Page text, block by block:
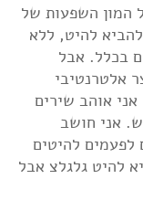
המון השפעות של
להיט, ללא
בכלל. אבל
אלטרנטיבי
אוהב שירים
אני חושב
להיטים
להיט גלגלצ אבל